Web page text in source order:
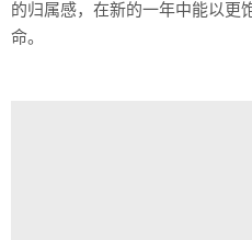
的归属感，在新的一年中能以更
命。